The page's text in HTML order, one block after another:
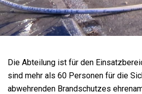
Die Abteilung ist für den
sind mehr als 60 Personen für die
abwehrenden Brandschutzes